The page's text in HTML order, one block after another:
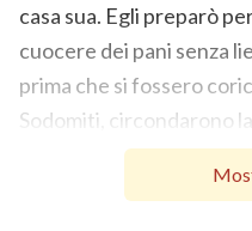
casa sua. Egli preparò
cuocere dei pani senza
prima che si fossero
Sodomiti, circondarono
popolazione intera
Lot e gli dissero: “Dove